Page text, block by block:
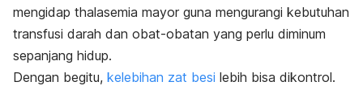
mengidap thalasemia mayor guna mengurangi kebutuhan
transfusi darah dan obat-obatan yang perlu diminum
sepanjang hidup.
Dengan begitu, kelebihan zat besi lebih bisa dikontrol.